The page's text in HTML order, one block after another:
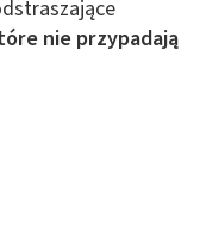
nie przypadają